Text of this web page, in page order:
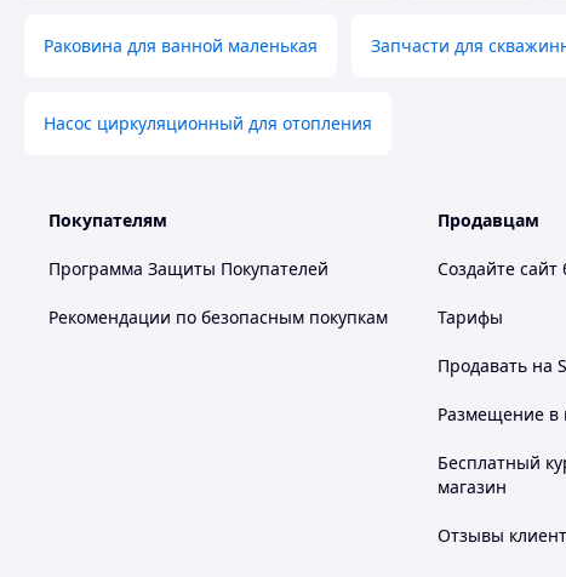
Раковина для ванной маленькая Запчасти для
Насос циркуляционный для отопления
Покупателям
Программа Защиты Покупателей
Рекомендации по безопасным покупкам
Продавцам
Создайте сайт
Тарифы
Продавать на
Размещение в
Бесплатный
магазин
Отзывы